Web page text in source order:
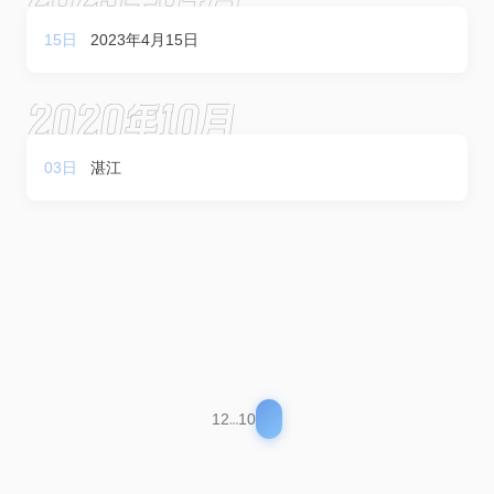
15日 2023年4月15日
2020年10月
03日 湛江
1 2…10